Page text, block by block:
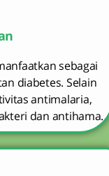
sebagai
diabetes. Selain
antimalaria,
dan antihama.